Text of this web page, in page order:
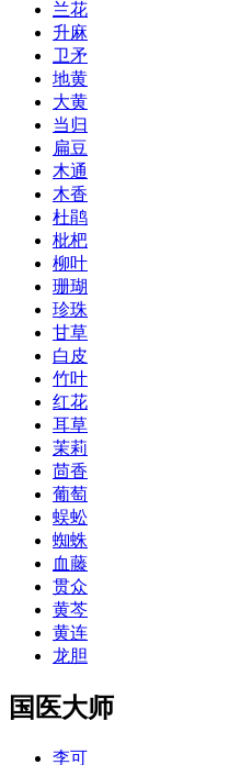
兰花
升麻
卫矛
地黄
大黄
当归
扁豆
木通
木香
杜鹃
枇杷
柳叶
珊瑚
珍珠
甘草
白皮
竹叶
红花
耳草
茉莉
茴香
葡萄
蜈蚣
蜘蛛
血藤
贯众
黄芩
黄连
龙胆
国医大师
李可